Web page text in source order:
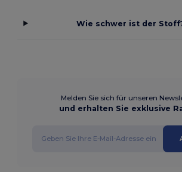
Wie schwer ist der
Melden Sie sich für unseren
und erhalten Sie exklusive